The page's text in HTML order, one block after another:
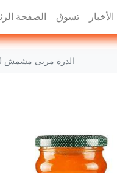
الصفحة تسوق الأخبار
الدرة مربى مشمش 430 غم